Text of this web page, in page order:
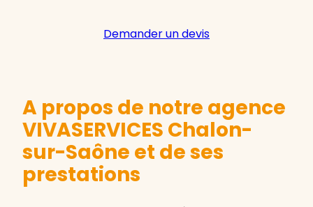
Demander un devis
A propos de notre agence
VIVASERVICES Chalon-
sur-Saône et de ses
prestations